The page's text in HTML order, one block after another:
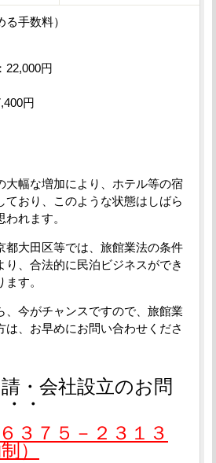
る手数料）
円
円
大幅な増加により、ホテル等の宿
ており、このような状態はしばら
れます。
都大田区等では、旅館業法の条件
り、合法的に民泊ビジネスができ
す。
、今がチャンスですので、旅館業
は、お早めにお問い合わせくださ
・会社設立のお問
・
３７５－２３１３
）